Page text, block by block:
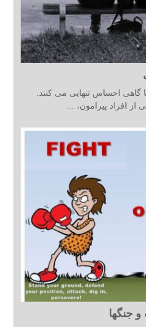
گاهی احساس تنهایی می کنند.
افراد پیرامون، ...
جنگها